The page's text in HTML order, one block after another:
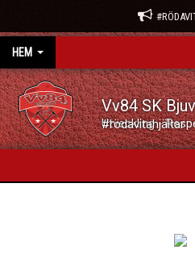
HEM
Vv84 SK Bjuv
Utveckling - Respekt - Engagemang #rödavitahjältar